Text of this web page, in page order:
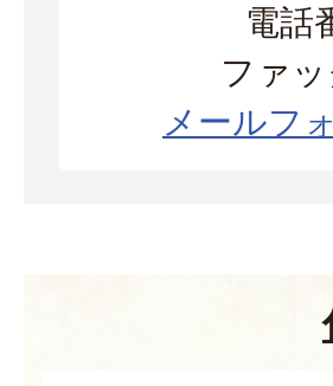
電話
ファ
メールフ